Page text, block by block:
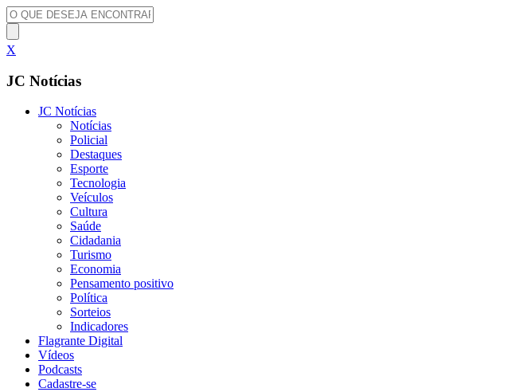
X
JC Notícias
JC Notícias
Notícias
Policial
Destaques
Esporte
Tecnologia
Veículos
Cultura
Saúde
Cidadania
Turismo
Economia
Pensamento positivo
Política
Sorteios
Indicadores
Flagrante Digital
Vídeos
Podcasts
Cadastre-se